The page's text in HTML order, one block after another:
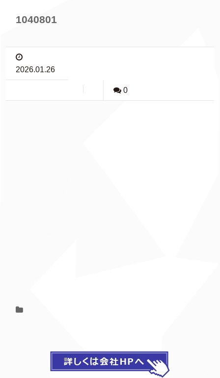
1040801
2026.01.26
0